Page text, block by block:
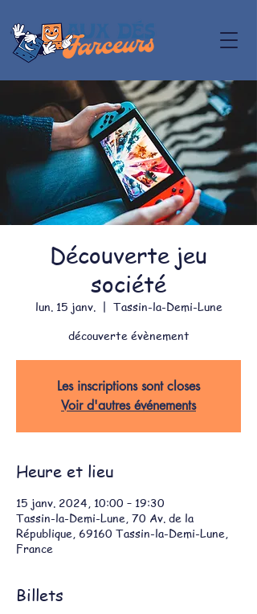
Découverte jeu
société
lun. 15 janv.
  |
Tassin-la-Demi-Lune
découverte évènement
Les inscriptions sont closes
Voir d'autres événements
Heure et lieu
15 janv. 2024, 10:00 – 19:30
Tassin-la-Demi-Lune, 70 Av. de la
République, 69160 Tassin-la-Demi-Lune,
France
Billets